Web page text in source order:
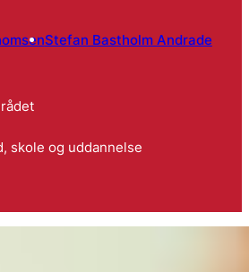
Stefan Bastholm Andrade
skole og uddannelse